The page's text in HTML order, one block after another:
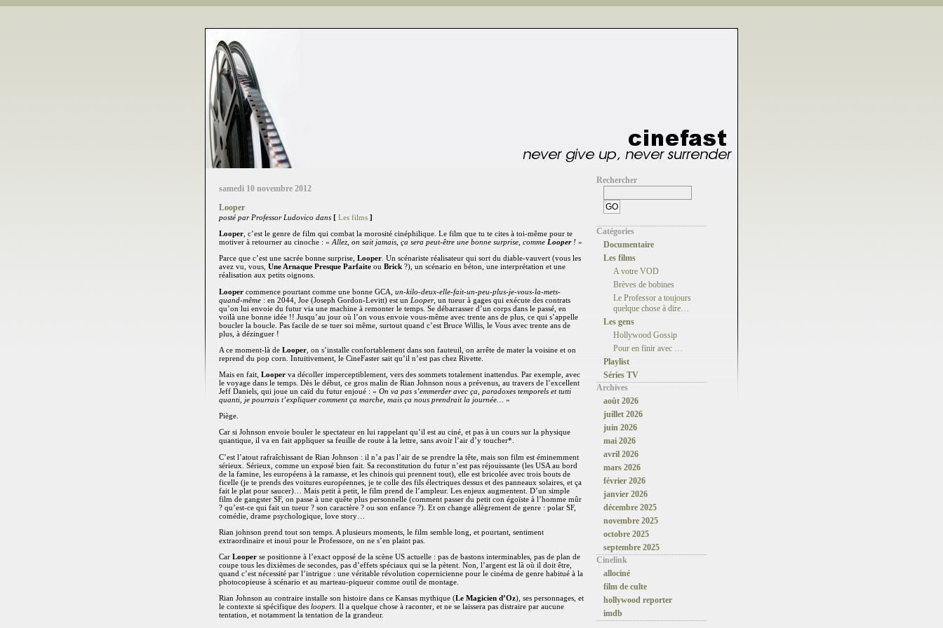
samedi 10 novembre 2012
Looper
posté par Professor Ludovico dans [ Les films ]
Looper , c’est le genre de film qui combat la morosité cinéphilique. Le film que tu te cites à toi-même pour te
motiver à retourner au cinoche : « Allez, on sait jamais, ça sera peut-être une bonne surprise, comme Looper ! »
Parce que c’est une sacrée bonne surprise, Looper . Un scénariste réalisateur qui sort du diable-vauvert (vous les
avez vu, vous, Une Arnaque Presque Parfaite ou Brick ?), un scénario en béton, une interprétation et une
réalisation aux petits oignons.
Looper commence pourtant comme une bonne GCA, un-kilo-deux-elle-fait-un-peu-plus-je-vous-la-mets-
quand-même : en 2044, Joe (Joseph Gordon-Levitt) est un Looper, un tueur à gages qui exécute des contrats
qu’on lui envoie du futur via une machine à remonter le temps. Se débarrasser d’un corps dans le passé, en
voilà une bonne idée !! Jusqu’au jour où l’on vous envoie vous-même avec trente ans de plus, ce qui s’appelle
boucler la boucle. Pas facile de se tuer soi même, surtout quand c’est Bruce Willis, le Vous avec trente ans de
plus, à dézinguer !
A ce moment-là de Looper , on s’installe confortablement dans son fauteuil, on arrête de mater la voisine et on
reprend du pop corn. Intuitivement, le CineFaster sait qu’il n’est pas chez Rivette.
Mais en fait, Looper va décoller imperceptiblement, vers des sommets totalement inattendus. Par exemple, avec
le voyage dans le temps. Dès le début, ce gros malin de Rian Johnson nous a prévenus, au travers de l’excellent
Jeff Daniels, qui joue un caïd du futur enjoué : « On va pas s’emmerder avec ça, paradoxes temporels et tutti
quanti, je pourrais t’expliquer comment ça marche, mais ça nous prendrait la journée…
»
Piège.
Car si Johnson envoie bouler le spectateur en lui rappelant qu’il est au ciné, et pas à un cours sur la physique
quantique, il va en fait appliquer sa feuille de route à la lettre, sans avoir l’air d’y toucher*.
C’est l’atout rafraîchissant de Rian Johnson : il n’a pas l’air de se prendre la tête, mais son film est éminemment
sérieux. Sérieux, comme un exposé bien fait. Sa reconstitution du futur n’est pas réjouissante (les USA au bord
de la famine, les européens à la ramasse, et les chinois qui prennent tout), elle est bricolée avec trois bouts de
ficelle (je te prends des voitures européennes, je te colle des fils électriques dessus et des panneaux solaires, et ça
fait le plat pour saucer)… Mais petit à petit, le film prend de l’ampleur. Les enjeux augmentent. D’un simple
film de gangster SF, on passe à une quête plus personnelle (comment passer du petit con égoïste à l’homme mûr
? qu’est-ce qui fait un tueur ? son caractère ? ou son enfance ?). Et on change allègrement de genre : polar SF,
comédie, drame psychologique, love story…
Rian johnson prend tout son temps. A plusieurs moments, le film semble long, et pourtant, sentiment
extraordinaire et inouï pour le Professore, on ne s’en plaint pas.
Car Looper se positionne à l’exact opposé de la scène US actuelle : pas de bastons interminables, pas de plan de
coupe tous les dixièmes de secondes, pas d’effets spéciaux qui se la pètent. Non, l’argent est là où il doit être,
quand c’est nécessité par l’intrigue : une véritable révolution copernicienne pour le cinéma de genre habitué à la
photocopieuse à scénario et au marteau-piqueur comme outil de montage.
Rian Johnson au contraire installe son histoire dans ce Kansas mythique (Le Magicien d’Oz), ses personnages, et
le contexte si spécifique des loopers . Il a quelque chose à raconter, et ne se laissera pas distraire par aucune
tentation, et notamment la tentation de la grandeur.
Rechercher
Catégories
Documentaire
Les films
A votre VOD
Brèves de bobines
Le Professor a toujours
quelque chose à dire…
Les gens
Hollywood Gossip
Pour en finir avec …
Playlist
Séries TV
Archives
août 2026
juillet 2026
juin 2026
mai 2026
avril 2026
mars 2026
février 2026
janvier 2026
décembre 2025
novembre 2025
octobre 2025
septembre 2025
Cinelink
allociné
film de culte
hollywood reporter
imdb